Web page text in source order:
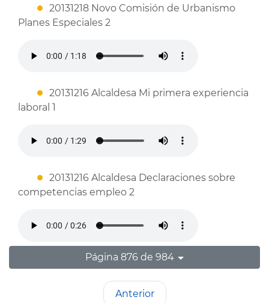
20131218 Novo Comisión de Urbanismo
Planes Especiales 2
20131216 Alcaldesa Mi primera experiencia
laboral 1
20131216 Alcaldesa Declaraciones sobre
competencias empleo 2
Página 876 de 984
Anterior